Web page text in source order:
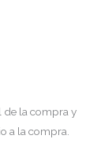
de la compra y
a la compra.